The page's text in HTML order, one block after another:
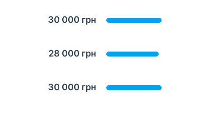
30 000 грн
28 000 грн
30 000 грн